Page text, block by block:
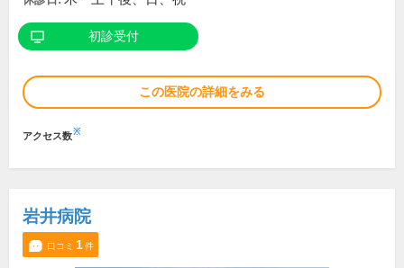
初診受付
この医院の詳細をみる
アクセス数※
岩井病院
口コミ 1件